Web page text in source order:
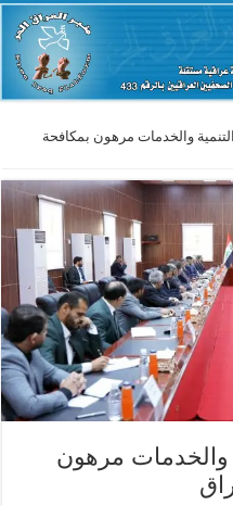
والخدمات مرهون بمكافحة
والخدمات مرهون